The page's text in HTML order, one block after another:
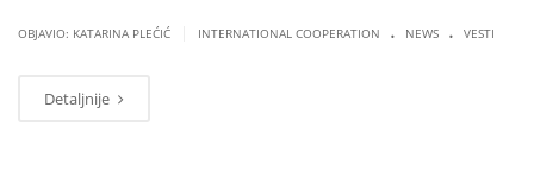
OBJAVIO: KATARINA PLEĆIĆ INTERNATIONAL COOPERATION . NEWS . VESTI
Detaljnije